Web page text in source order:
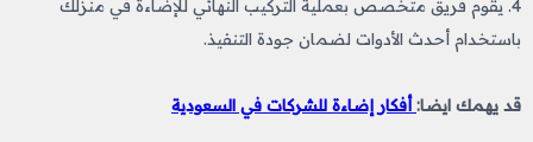
4. يقوم فريق متخصص بعملية التركيب النهائي للإضاءة في منزلك
باستخدام أحدث الأدوات لضمان جودة التنفيذ.
قد يهمك ايضا:أفكار إضاءة للشركات في السعودية